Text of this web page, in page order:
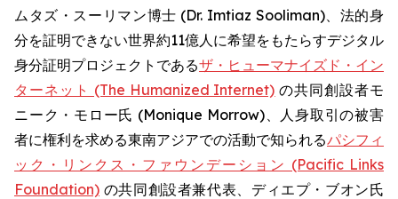
ムタズ・スーリマン博士 (Dr. Imtiaz Sooliman)、法的身
分を証明できない世界約11億人に希望をもたらすデジタル
身分証明プロジェクトであるザ・ヒューマナイズド・イン
ターネット (The Humanized Internet) の共同創設者モ
ニーク・モロー氏 (Monique Morrow)、人身取引の被害
者に権利を求める東南アジアでの活動で知られるパシフィ
ック・リンクス・ファウンデーション (Pacific Links
Foundation) の共同創設者兼代表、ディエプ・ブオン氏